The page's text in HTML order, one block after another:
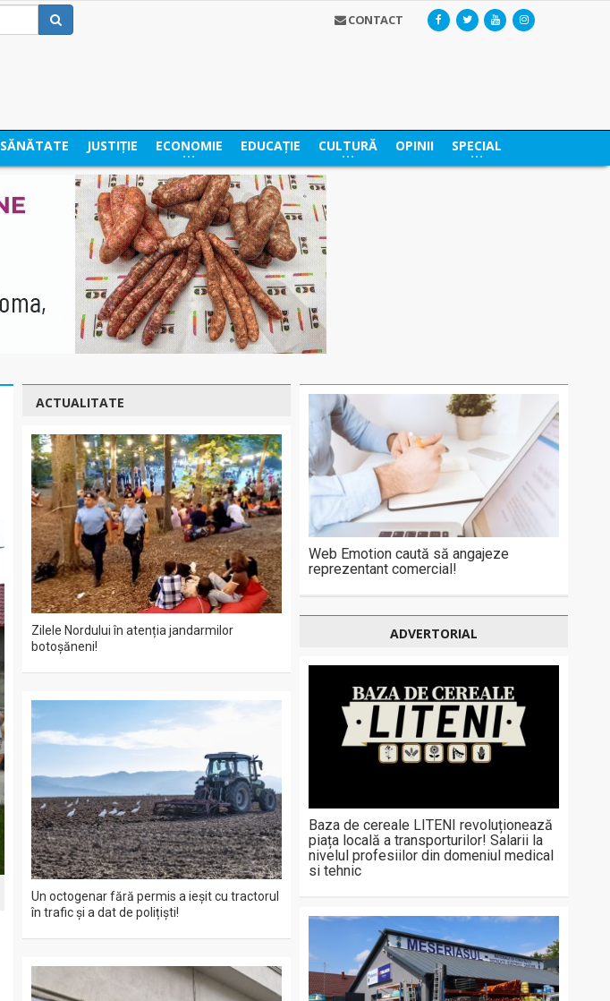
CONTACT
SĂNĂTATE JUSTIȚIE ECONOMIE EDUCAȚIE CULTURĂ OPINII SPECIAL
ACTUALITATE
Zilele Nordului în atenția jandarmilor
botoșăneni!
Un octogenar fără permis a ieșit cu tractorul
în trafic și a dat de polițiști!
Web Emotion caută să angajeze
reprezentant comercial!
ADVERTORIAL
Baza de cereale LITENI revoluționează
piața locală a transporturilor! Salarii la
nivelul profesiilor din domeniul medical
si tehnic